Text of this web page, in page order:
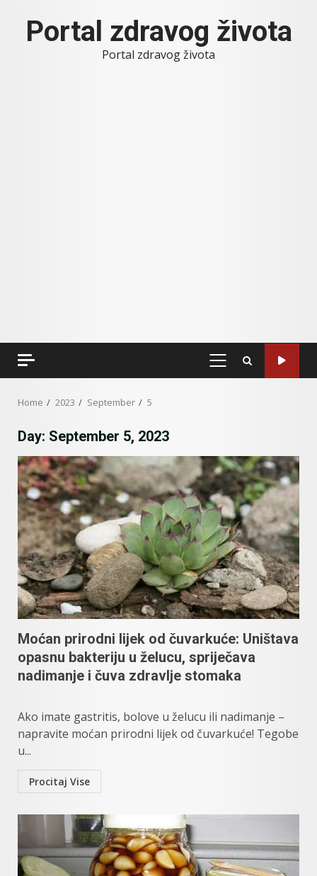
contentPortal zdravog života
Portal zdravog života
PRIMARY
Home 2023 September 5
Day: September 5, 2023
Moćan prirodni lijek od čuvarkuće: Uništava
opasnu bakteriju u želucu, spriječava
nadimanje i čuva zdravlje stomaka
Ako imate gastritis, bolove u želucu ili nadimanje –
napravite moćan prirodni lijek od čuvarkuće! Tegobe
u...
Procitaj Vise